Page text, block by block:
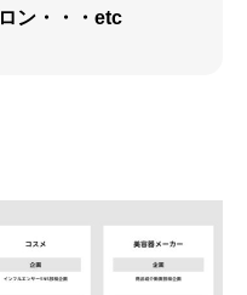
ン・・・etc